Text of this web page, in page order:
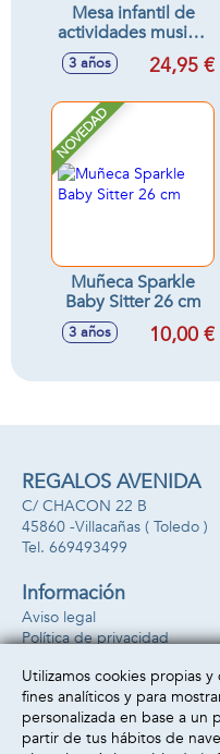
Mesa infantil de
actividades musical
40x32 cm
3 años 24,95 €
NOVEDAD
Muñeca Sparkle
Baby Sitter 26 cm
3 años 10,00 €
REGALOS AVENIDA
C/ CHACON 22 B
45860 -Villacañas ( Toledo )
669493499
Información
Aviso legal
Política de privacidad
Formas de pago
Utilizamos cookies propias
fines analíticos y para
personalizada en base a un
partir de tus hábitos de